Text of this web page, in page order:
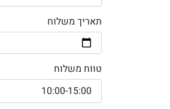
תאריך משלוח
טווח משלוח